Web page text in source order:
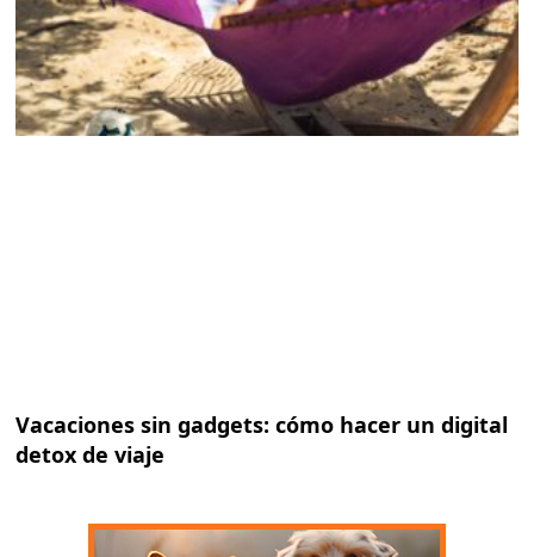
Vacaciones sin gadgets: cómo hacer un digital
detox de viaje